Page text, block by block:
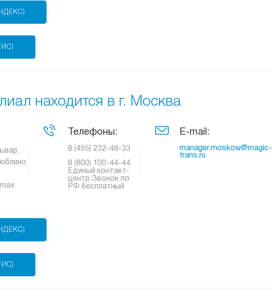
находится в г. Москва
Телефоны:
8 (495) 232-48-33
8 (800) 100-44-44
Единый контакт-
центр Звонок по
РФ бесплатный
E-mail:
manager.moskow@magic-
trans.ru